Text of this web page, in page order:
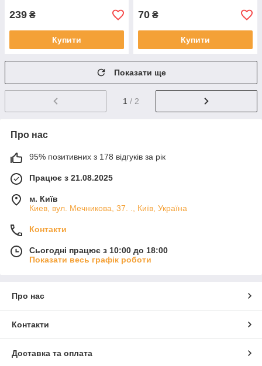
239 ₴
Купити
70 ₴
Купити
Показати ще
1 / 2
Про нас
95% позитивних з 178 відгуків за рік
Працює з 21.08.2025
м. Київ
Киев, вул. Мечникова, 37. ., Київ, Україна
Контакти
Сьогодні працює з 10:00 до 18:00
Показати весь графік роботи
Про нас
Контакти
Доставка та оплата